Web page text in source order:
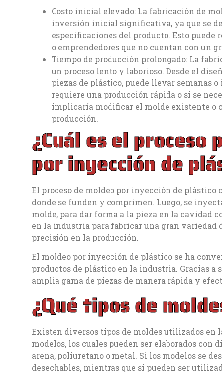
Costo inicial elevado: La fabricación de
inversión inicial significativa, ya que se
especificaciones del producto. Esto puede
o emprendedores que no cuentan con un
Tiempo de producción prolongado: La
un proceso lento y laborioso. Desde el
piezas de plástico, puede llevar semanas
requiere una producción rápida o si se
implicaría modificar el molde existente o
producción.
¿Cuál es el
por inyección de
El proceso de moldeo por inyección de
donde se funden y comprimen. Luego, se
molde, para dar forma a la pieza en la cavidad
en la industria para fabricar una gran variedad
precisión en la producción.
El moldeo por inyección de plástico se ha
productos de plástico en la industria. Gracias
amplia gama de piezas de manera rápida y
¿Qué tipos de
Existen diversos tipos de moldes utilizados en
modelos, los cuales pueden ser elaborados con
arena, poliuretano o metal. Si los modelos se
desechables, mientras que si pueden ser